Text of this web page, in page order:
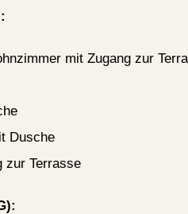
mit Zugang zur
Dusche
zur Terrasse